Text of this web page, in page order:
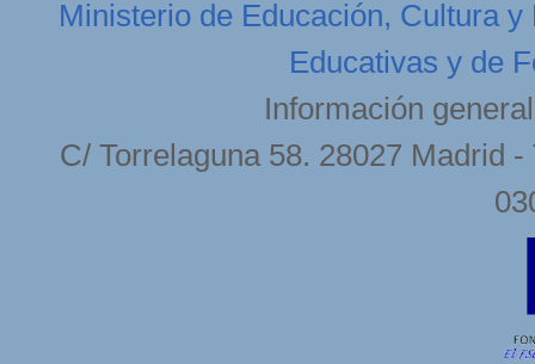
Ministerio de Educación, Cultura y
Educativas y de
Información
C/ Torrelaguna 58. 28027 Madrid